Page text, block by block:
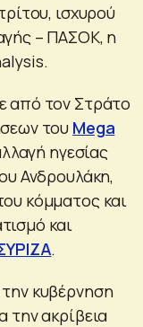
ισχυρού
– ΠΑΣΟΚ, η
από τον Στράτο
του Mega
ηγεσίας
Ανδρουλάκη,
κόμματος και
και
.
κυβέρνηση
την ακρίβεια